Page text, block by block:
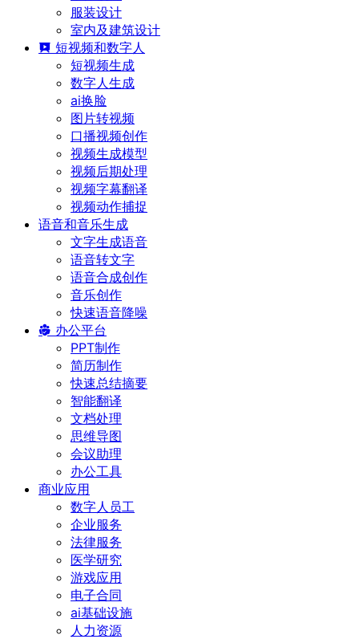
服装设计
室内及建筑设计
短视频和数字人
短视频生成
数字人生成
ai换脸
图片转视频
口播视频创作
视频生成模型
视频后期处理
视频字幕翻译
视频动作捕捉
语音和音乐生成
文字生成语音
语音转文字
语音合成创作
音乐创作
快速语音降噪
办公平台
PPT制作
简历制作
快速总结摘要
智能翻译
文档处理
思维导图
会议助理
办公工具
商业应用
数字人员工
企业服务
法律服务
医学研究
游戏应用
电子合同
ai基础设施
人力资源